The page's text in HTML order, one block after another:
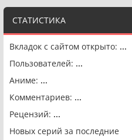
СТАТИСТИКА
Вкладок с сайтом открыто: ...
Пользователей: ...
Аниме: ...
Комментариев: ...
Рецензий: ...
Новых серий за последние